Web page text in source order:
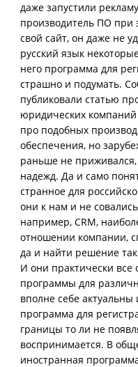
даже запустили
производитель ПО при
свой сайт, он даже не
русский язык
него программа для
страшно и подумать.
публиковали статью
юридических компаний
про подобных
обеспечения, но
раньше не приживался,
надежд. Да и само
странное для
они к нам и не
например, CRM,
отношении компании,
да и найти решение
И они практически все
программы для
вполне себе
программа для
границы то ли не
воспринимается. В
иностранная